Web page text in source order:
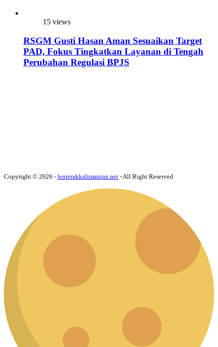
15 views
RSGM Gusti Hasan Aman Sesuaikan Target
PAD, Fokus Tingkatkan Layanan di Tengah
Perubahan Regulasi BPJS
Copyright © 2026 - lenterakkalimantan.net - All Right Reserved